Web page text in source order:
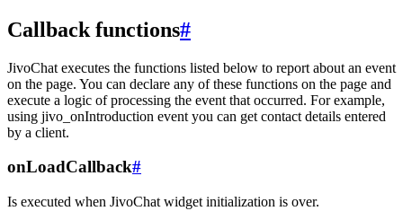
Callback functions#
JivoChat executes the functions listed below to report about an event
on the page. You can declare any of these functions on the page and
execute a logic of processing the event that occurred. For example,
using jivo_onIntroduction event you can get contact details entered
by a client.
onLoadCallback#
Is executed when JivoChat widget initialization is over.